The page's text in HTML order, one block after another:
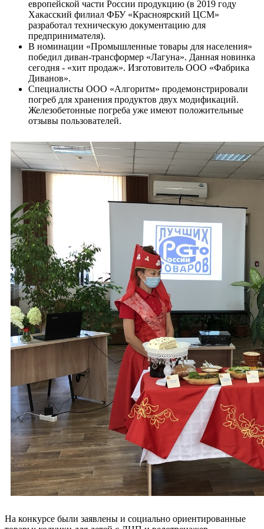
европейской части России продукцию (в 2019 году
Хакасский филиал ФБУ «Красноярский ЦСМ»
разработал техническую документацию для
предпринимателя).
В номинации «Промышленные товары для населения»
победил диван-трансформер «Лагуна». Данная новинка
сегодня - «хит продаж». Изготовитель ООО «Фабрика
Диванов».
Специалисты ООО «Алгоритм» продемонстрировали
погреб для хранения продуктов двух модификаций.
Железобетонные погреба уже имеют положительные
отзывы пользователей.
На конкурсе были заявлены и социально ориентированные